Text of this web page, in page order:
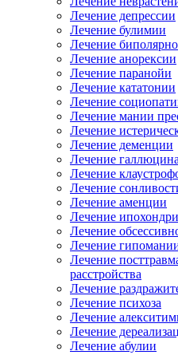
Лечение депрессии
Лечение булимии
Лечение
Лечение анорексии
Лечение паранойи
Лечение кататонии
Лечение
Лечение мании
Лечение
Лечение деменции
Лечение
Лечение
Лечение
Лечение аменции
Лечение
Лечение
Лечение
Лечение
расстройства
Лечение
Лечение психоза
Лечение
Лечение
Лечение абулии